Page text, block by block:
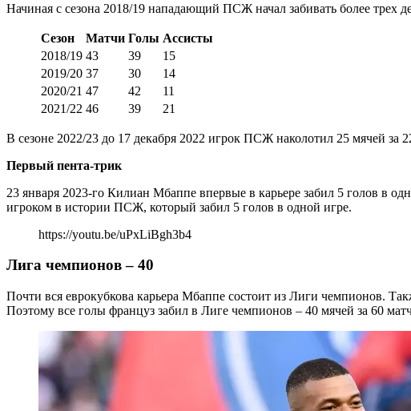
Начиная с сезона 2018/19 нападающий ПСЖ начал забивать более трех
Сезон Матчи Голы Ассисты
2018/19 43 39
15
2019/20 37 30
14
2020/21 47 42
11
2021/22 46 39 21
В сезоне 2022/23 до 17 декабря 2022 игрок ПСЖ наколотил 25 мячей за
Первый пента-трик
23 января 2023-го Килиан Мбаппе впервые в карьере забил 5 голов в
игроком в истории ПСЖ, который забил 5 голов в одной игре.
https://youtu.be/uPxLiBgh3b4
Лига чемпионов – 40
Почти вся еврокубкова карьера Мбаппе состоит из Лиги чемпионов.
Поэтому все голы француз забил в Лиге чемпионов – 40 мячей за 60